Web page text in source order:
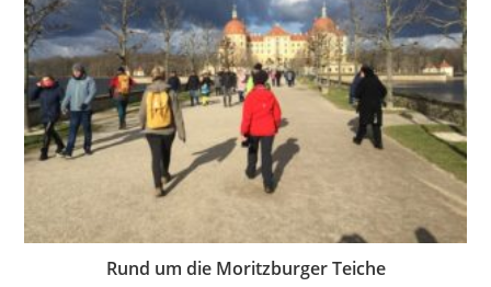
Rund um die Moritzburger Teiche